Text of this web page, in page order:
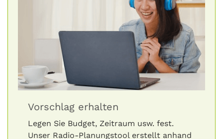
Vorschlag erhalten
Legen Sie Budget, Zeitraum usw. fest.
Unser Radio-Planungstool erstellt anhand